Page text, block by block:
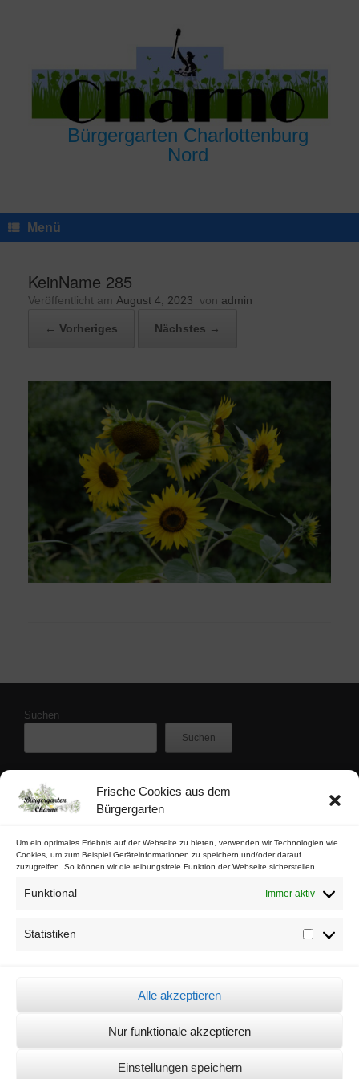
Frische Cookies aus dem
Bürgergarten
Um ein optimales Erlebnis auf der Webseite zu bieten, verwenden wir Technologien wie
Cookies, um zum Beispiel Geräteinformationen zu speichern und/oder darauf
zuzugreifen. So können wir die reibungsfreie Funktion der Webseite sicherstellen.
Funktional Immer aktiv
Statistiken
Alle akzeptieren
Nur funktionale akzeptieren
Einstellungen speichern
Bürgergarten Charlottenburg
Nord
Menü
KeinName 285
Veröffentlicht am August 4, 2023 von admin
← Vorheriges Nächstes →
Suchen
Suchen
Zuletzt veröffentlicht
Buschfunk-Rezensionen: Gartenkrimis von Maren Gießwald
Buschfunk-Rezensionen: Schrebergartenkrimis von Mona Nikolay
Tschaabgsi-Körbchen
© Bürgergarten Charlottenburg Nord 2026 -
Sämtliche Bilder auf dieser
Seite dürfen unter der Quellenangabe "© Bürgergarten Charno"